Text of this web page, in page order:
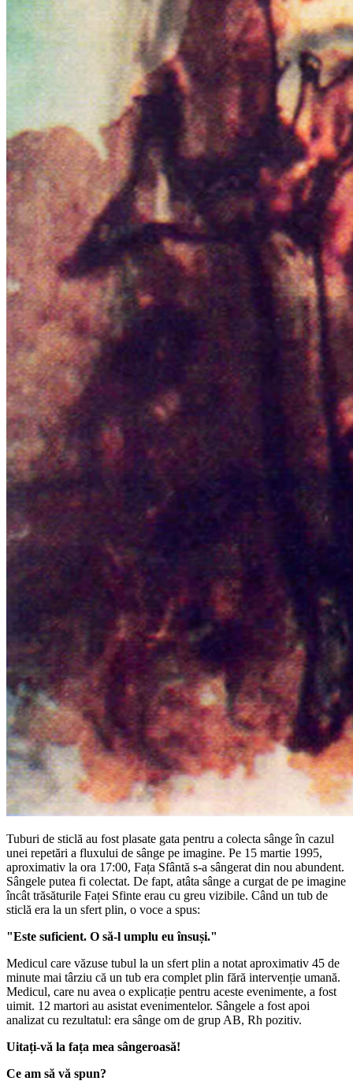
Tuburi de sticlă au fost plasate gata pentru a colecta sânge în cazul
unei repetări a fluxului de sânge pe imagine. Pe 15 martie 1995,
aproximativ la ora 17:00, Fața Sfântă s-a sângerat din nou abundent.
Sângele putea fi colectat. De fapt, atâta sânge a curgat de pe imagine
încât trăsăturile Faței Sfinte erau cu greu vizibile. Când un tub de
sticlă era la un sfert plin, o voce a spus:
"Este suficient. O să-l umplu eu însuși."
Medicul care văzuse tubul la un sfert plin a notat aproximativ 45 de
minute mai târziu că un tub era complet plin fără intervenție umană.
Medicul, care nu avea o explicație pentru aceste evenimente, a fost
uimit. 12 martori au asistat evenimentelor. Sângele a fost apoi
analizat cu rezultatul: era sânge om de grup AB, Rh pozitiv.
Uitați-vă la fața mea sângeroasă!
Ce am să vă spun?